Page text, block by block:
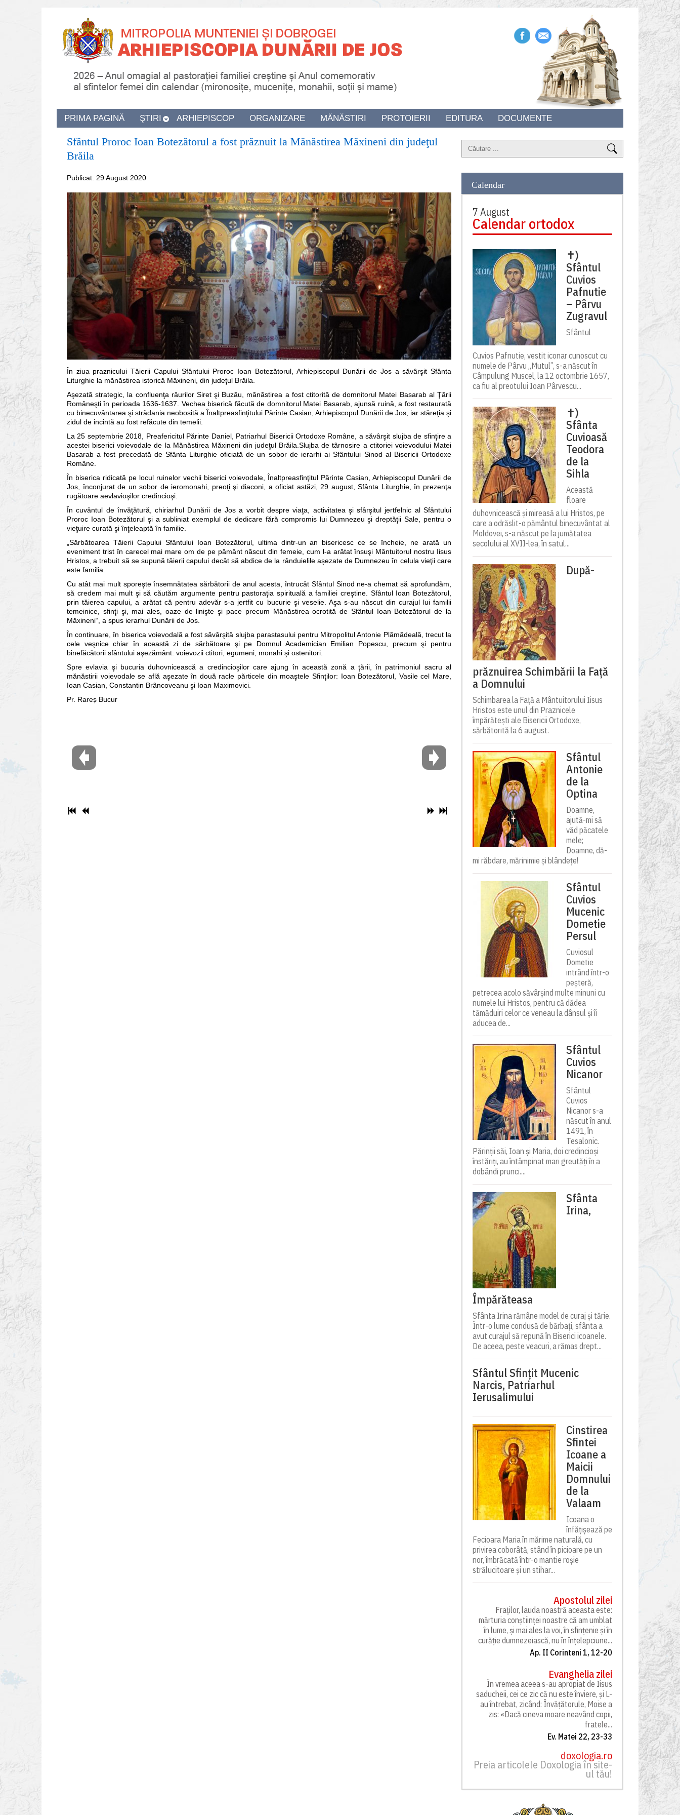
PRIMA PAGINĂ ŞTIRI ARHIEPISCOP ORGANIZARE MĂNĂSTIRI PROTOIERII EDITURA DOCUMENTE
Sfântul Proroc Ioan Botezătorul a fost prăznuit la Mănăstirea Măxineni din judeţul
Brăila
Publicat: 29 August 2020
În ziua praznicului Tăierii Capului Sfântului Proroc Ioan Botezătorul, Arhiepiscopul Dunării de Jos a săvârşit Sfânta
Liturghie la mănăstirea istorică Măxineni, din judeţul Brăila.
Aşezată strategic, la confluenţa râurilor Siret şi Buzău, mănăstirea a fost ctitorită de domnitorul Matei Basarab al Ţării
Româneşti în perioada 1636-1637. Vechea biserică făcută de domnitorul Matei Basarab, ajunsă ruină, a fost restaurată
cu binecuvântarea şi strădania neobosită a Înaltpreasfinţitului Părinte Casian, Arhiepiscopul Dunării de Jos, iar stăreţia şi
zidul de incintă au fost refăcute din temelii.
La 25 septembrie 2018, Preafericitul Părinte Daniel, Patriarhul Bisericii Ortodoxe Române, a săvârşit slujba de sfinţire a
acestei biserici voievodale de la Mănăstirea Măxineni din judeţul Brăila.Slujba de târnosire a ctitoriei voievodului Matei
Basarab a fost precedată de Sfânta Liturghie oficiată de un sobor de ierarhi ai Sfântului Sinod al Bisericii Ortodoxe
Române.
În biserica ridicată pe locul ruinelor vechii biserici voievodale, Înaltpreasfinţitul Părinte Casian, Arhiepiscopul Dunării de
Jos, înconjurat de un sobor de ieromonahi, preoţi şi diaconi, a oficiat astăzi, 29 august, Sfânta Liturghie, în prezenţa
rugătoare aevlavioşilor credincioşi.
În cuvântul de învăţătură, chiriarhul Dunării de Jos a vorbit despre viaţa, activitatea şi sfârşitul jertfelnic al Sfântului
Proroc Ioan Botezătorul şi a subliniat exemplul de dedicare fără compromis lui Dumnezeu şi dreptăţii Sale, pentru o
vieţuire curată şi înţeleaptă în familie.
„Sărbătoarea Tăierii Capului Sfântului Ioan Botezătorul, ultima dintr-un an bisericesc ce se încheie, ne arată un
eveniment trist în carecel mai mare om de pe pământ născut din femeie, cum l-a arătat însuşi Mântuitorul nostru Iisus
Hristos, a trebuit să se supună tăierii capului decât să abdice de la rânduielile aşezate de Dumnezeu în celula vieţii care
este familia.
Cu atât mai mult sporeşte însemnătatea sărbătorii de anul acesta, întrucât Sfântul Sinod ne-a chemat să aprofundăm,
să credem mai mult şi să căutăm argumente pentru pastoraţia spirituală a familiei creştine. Sfântul Ioan Botezătorul,
prin tăierea capului, a arătat că pentru adevăr s-a jertfit cu bucurie şi veselie. Aşa s-au născut din curajul lui familii
temeinice, sfinţi şi, mai ales, oaze de linişte şi pace precum Mănăstirea ocrotită de Sfântul Ioan Botezătorul de la
Măxineni“, a spus ierarhul Dunării de Jos.
În continuare, în biserica voievodală a fost săvârşită slujba parastasului pentru Mitropolitul Antonie Plămădeală, trecut la
cele veşnice chiar în această zi de sărbătoare şi pe Domnul Academician Emilian Popescu, precum şi pentru
binefăcătorii sfântului aşezământ: voievozii ctitori, egumeni, monahi şi ostenitori.
Spre evlavia şi bucuria duhovnicească a credincioşilor care ajung în această zonă a ţării, în patrimoniul sacru al
mănăstirii voievodale se află aşezate în două racle părticele din moaştele Sfinţilor: Ioan Botezătorul, Vasile cel Mare,
Ioan Casian, Constantin Brâncoveanu şi Ioan Maximovici.
Pr. Rareș Bucur
Calendar
7 August
Calendar ortodox
✝)
Sfântul
Cuvios
Pafnutie
– Pârvu
Zugravul
Sfântul
Cuvios Pafnutie, vestit iconar cunoscut cu
numele de Pârvu „Mutul”, s-a născut în
Câmpulung Muscel, la 12 octombrie 1657,
ca fiu al preotului Ioan Pârvescu...
✝)
Sfânta
Cuvioasă
Teodora
de la
Sihla
Această
floare
duhovnicească și mireasă a lui Hristos, pe
care a odrăslit-o pământul binecuvântat al
Moldovei, s-a născut pe la jumătatea
secolului al XVII-lea, în satul...
După-
prăznuirea Schimbării la Față
a Domnului
Schimbarea la Față a Mântuitorului Iisus
Hristos este unul din Praznicele
împărătești ale Bisericii Ortodoxe,
sărbătorită la 6 august.
Sfântul
Antonie
de la
Optina
Doamne,
ajută-mi să
văd păcatele
mele;
Doamne, dă-
mi răbdare, mărinimie şi blândeţe!
Sfântul
Cuvios
Mucenic
Dometie
Persul
Cuviosul
Dometie
intrând într-o
peșteră,
petrecea acolo săvârșind multe minuni cu
numele lui Hristos, pentru că dădea
tămăduiri celor ce veneau la dânsul și îi
aducea de...
Sfântul
Cuvios
Nicanor
Sfântul
Cuvios
Nicanor s-a
născut în anul
1491, în
Tesalonic.
Părinții săi, Ioan și Maria, doi credincioși
înstăriți, au întâmpinat mari greutăți în a
dobândi prunci....
Sfânta
Irina,
Împărăteasa
Sfânta Irina rămâne model de curaj și tărie.
Într-o lume condusă de bărbați, sfânta a
avut curajul să repună în Biserici icoanele.
De aceea, peste veacuri, a rămas drept...
Sfântul Sfinţit Mucenic
Narcis, Patriarhul
Ierusalimului
Cinstirea
Sfintei
Icoane a
Maicii
Domnului
de la
Valaam
Icoana o
înfățișează pe
Fecioara Maria în mărime naturală, cu
privirea coborâtă, stând în picioare pe un
nor, îmbrăcată într-o mantie roșie
strălucitoare și un stihar...
Apostolul zilei
Fraților, lauda noastră aceasta este:
mărturia conștiinței noastre că am umblat
în lume, și mai ales la voi, în sfințenie și în
curăție dumnezeiască, nu în înțelepciune...
Ap. II Corinteni 1, 12-20
Evanghelia zilei
În vremea aceea s-au apropiat de Iisus
saducheii, cei ce zic că nu este înviere, și L-
au întrebat, zicând: Învățătorule, Moise a
zis: «Dacă cineva moare neavând copii,
fratele...
Ev. Matei 22, 23-33
doxologia.ro
Preia articolele Doxologia în site-
ul tău!